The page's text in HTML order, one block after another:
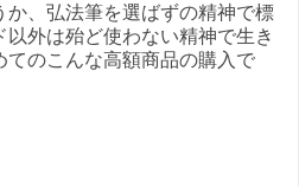
か、弘法筆を選ばずの精神で標
外は殆ど使わない精神で生き
てのこんな高額商品の購入で